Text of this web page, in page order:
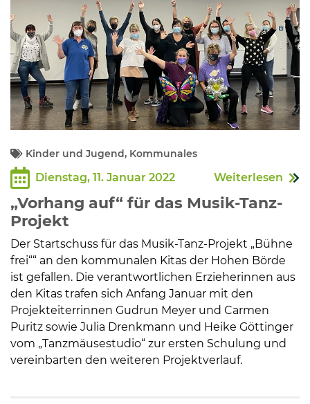
Kinder und Jugend, Kommunales
Dienstag, 11. Januar 2022 Weiterlesen
„Vorhang auf“ für das Musik-Tanz-
Projekt
Der Startschuss für das Musik-Tanz-Projekt „Bühne
frei““ an den kommunalen Kitas der Hohen Börde
ist gefallen. Die verantwortlichen Erzieherinnen aus
den Kitas trafen sich Anfang Januar mit den
Projekteiterrinnen Gudrun Meyer und Carmen
Puritz sowie Julia Drenkmann und Heike Göttinger
vom „Tanzmäusestudio“ zur ersten Schulung und
vereinbarten den weiteren Projektverlauf.